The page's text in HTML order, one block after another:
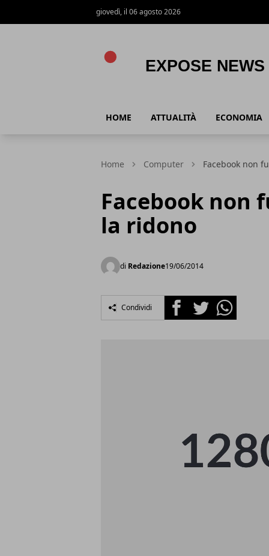
giovedì, il 06 agosto 2026
HOME ATTUALITÀ ECONOMIA
Home Computer Facebook non
Facebook non
la ridono
di Redazione19/06/2014
Condividi FacebookTwitterWhatsapp